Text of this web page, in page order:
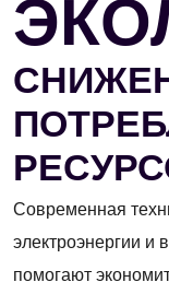
Современная
электроэнергии
помогают